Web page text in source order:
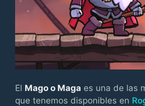
El Mago o Maga es una de las
que tenemos disponibles en